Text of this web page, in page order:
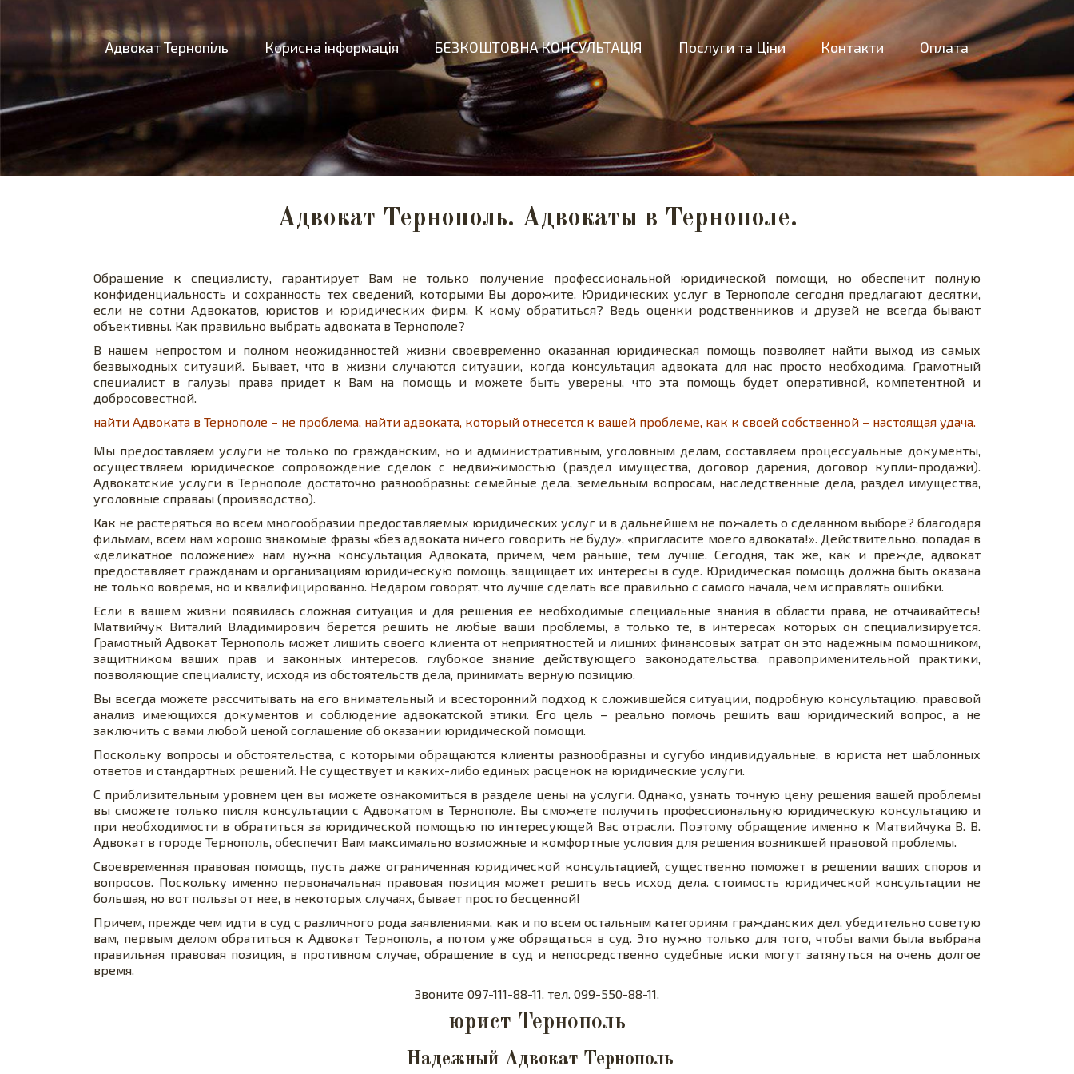
Адвокат Тернопіль Корисна інформація БЕЗКОШТОВНА КОНСУЛЬТАЦІЯ Послуги та Ціни Контакти Оплата
Адвокат Тернополь. Адвокаты в Тернополе.
Обращение к специалисту, гарантирует Вам не только получение профессиональной юридической помощи, но обеспечит полную
конфиденциальность и сохранность тех сведений, которыми Вы дорожите. Юридических услуг в Тернополе сегодня предлагают десятки,
если не сотни Адвокатов, юристов и юридических фирм. К кому обратиться? Ведь оценки родственников и друзей не всегда бывают
объективны. Как правильно выбрать адвоката в Тернополе?
В нашем непростом и полном неожиданностей жизни своевременно оказанная юридическая помощь позволяет найти выход из самых
безвыходных ситуаций. Бывает, что в жизни случаются ситуации, когда консультация адвоката для нас просто необходима. Грамотный
специалист в галузы права придет к Вам на помощь и можете быть уверены, что эта помощь будет оперативной, компетентной и
добросовестной.
найти Адвоката в Тернополе – не проблема, найти адвоката, который отнесется к вашей проблеме, как к своей собственной – настоящая удача.
Мы предоставляем услуги не только по гражданским, но и административным, уголовным делам, составляем процессуальные документы,
осуществляем юридическое сопровождение сделок с недвижимостью (раздел имущества, договор дарения, договор купли-продажи).
Адвокатские услуги в Тернополе достаточно разнообразны: семейные дела, земельным вопросам, наследственные дела, раздел имущества,
уголовные справаы (производство).
Как не растеряться во всем многообразии предоставляемых юридических услуг и в дальнейшем не пожалеть о сделанном выборе? благодаря
фильмам, всем нам хорошо знакомые фразы «без адвоката ничего говорить не буду», «пригласите моего адвоката!». Действительно, попадая в
«деликатное положение» нам нужна консультация Адвоката, причем, чем раньше, тем лучше. Сегодня, так же, как и прежде, адвокат
предоставляет гражданам и организациям юридическую помощь, защищает их интересы в суде. Юридическая помощь должна быть оказана
не только вовремя, но и квалифицированно. Недаром говорят, что лучше сделать все правильно с самого начала, чем исправлять ошибки.
Если в вашем жизни появилась сложная ситуация и для решения ее необходимые специальные знания в области права, не отчаивайтесь!
Матвийчук Виталий Владимирович берется решить не любые ваши проблемы, а только те, в интересах которых он специализируется.
Грамотный Адвокат Тернополь может лишить своего клиента от неприятностей и лишних финансовых затрат он это надежным помощником,
защитником ваших прав и законных интересов. глубокое знание действующего законодательства, правоприменительной практики,
позволяющие специалисту, исходя из обстоятельств дела, принимать верную позицию.
Вы всегда можете рассчитывать на его внимательный и всесторонний подход к сложившейся ситуации, подробную консультацию, правовой
анализ имеющихся документов и соблюдение адвокатской этики. Его цель – реально помочь решить ваш юридический вопрос, а не
заключить с вами любой ценой соглашение об оказании юридической помощи.
Поскольку вопросы и обстоятельства, с которыми обращаются клиенты разнообразны и сугубо индивидуальные, в юриста нет шаблонных
ответов и стандартных решений. Не существует и каких-либо единых расценок на юридические услуги.
С приблизительным уровнем цен вы можете ознакомиться в разделе цены на услуги. Однако, узнать точную цену решения вашей проблемы
вы сможете только пиcля консультации с Адвокатом в Тернополе. Вы сможете получить профессиональную юридическую консультацию и
при необходимости в обратиться за юридической помощью по интересующей Вас отрасли. Поэтому обращение именно к Матвийчука В. В.
Адвокат в городе Тернополь, обеспечит Вам максимально возможные и комфортные условия для решения возникшей правовой проблемы.
Своевременная правовая помощь, пусть даже ограниченная юридической консультацией, существенно поможет в решении ваших споров и
вопросов. Поскольку именно первоначальная правовая позиция может решить весь исход дела. стоимость юридической консультации не
большая, но вот пользы от нее, в некоторых случаях, бывает просто бесценной!
Причем, прежде чем идти в суд с различного рода заявлениями, как и по всем остальным категориям гражданских дел, убедительно советую
вам, первым делом обратиться к Адвокат Тернополь, а потом уже обращаться в суд. Это нужно только для того, чтобы вами была выбрана
правильная правовая позиция, в противном случае, обращение в суд и непосредственно судебные иски могут затянуться на очень долгое
время.
Звоните 097-111-88-11. тел. 099-550-88-11.
юрист Тернополь
Надежный Адвокат Тернополь